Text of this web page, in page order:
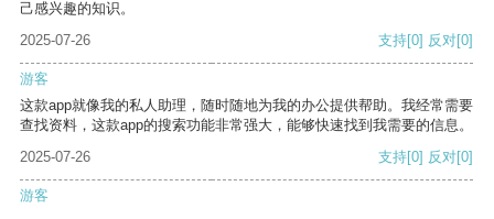
己感兴趣的知识。
2025-07-26
支持[0] 反对[0]
游客
这款app就像我的私人助理，随时随地为我的办公提供帮助。我经常需要
查找资料，这款app的搜索功能非常强大，能够快速找到我需要的信息。
2025-07-26
支持[0] 反对[0]
游客